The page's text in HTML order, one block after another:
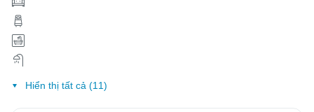
Hiển thị tất cả (11)